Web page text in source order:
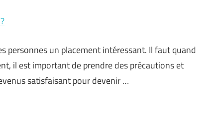
personnes un placement intéressant. Il faut quand
il est important de prendre des précautions et
satisfaisant pour devenir …